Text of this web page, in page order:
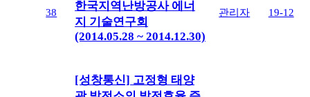
38
한국지역난방공사 에너
지 기술연구회
(2014.05.28 ~ 2014.12.30)
관리자 19-12
[성창통신] 고정형 태양